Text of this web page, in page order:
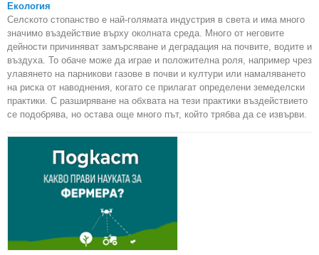
Екология
Селското стопанство е най-голямата индустрия в света и има много
значимо въздействие върху околната среда. Много от неговите
дейности причиняват замърсяване и деградация на почвите, водите и
въздуха. То обаче може да играе и положителна роля, например чрез
улавянето на парникови газове в почви и култури или намаляването
на риска от наводнения, когато се прилагат определени земеделски
практики. С разширяване на обхвата на тези практики въздействието
се подобрява, но остава още много път, който трябва да се извърви.